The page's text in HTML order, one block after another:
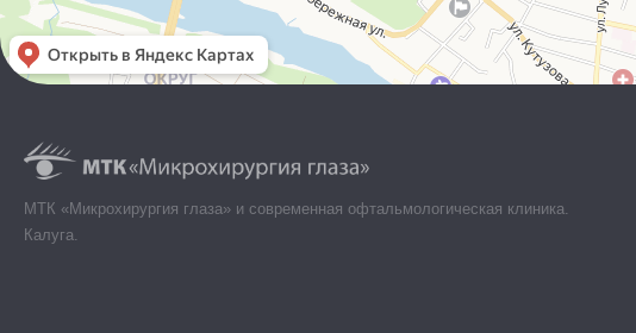
МТК «Микрохирургия глаза» и современная офтальмологическая клиника.
Калуга.